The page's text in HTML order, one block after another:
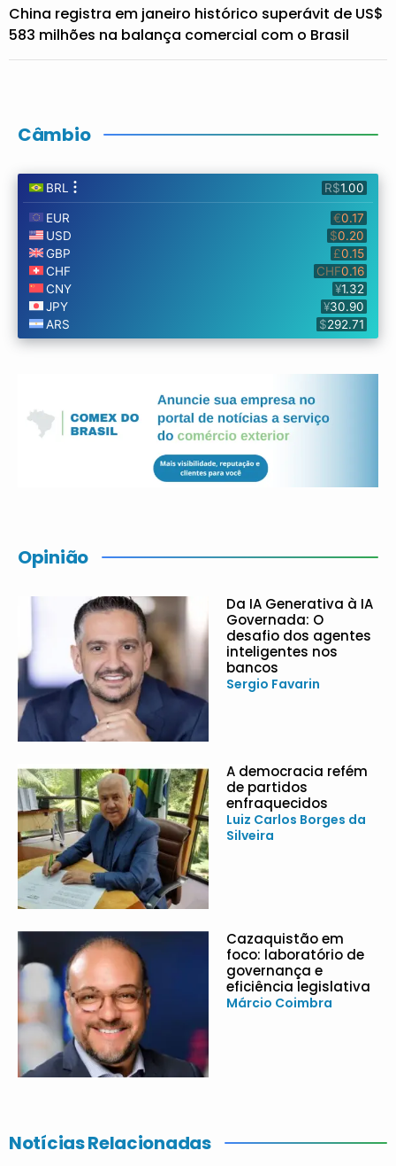
China registra em janeiro histórico superávit de US$
583 milhões na balança comercial com o Brasil
Câmbio
Opinião
Da IA Generativa à IA
Governada: O
desafio dos agentes
inteligentes nos
bancos
Sergio Favarin
A democracia refém
de partidos
enfraquecidos
Luiz Carlos Borges da
Silveira
Cazaquistão em
foco: laboratório de
governança e
eficiência legislativa
Márcio Coimbra
Notícias Relacionadas